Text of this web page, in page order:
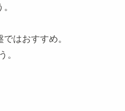
はおすすめ。
。